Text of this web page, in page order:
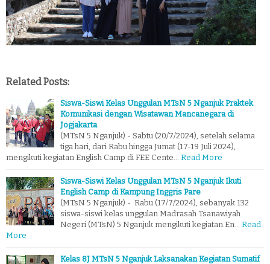
Related Posts:
Siswa-Siswi Kelas Unggulan MTsN 5 Nganjuk Praktek
Komunikasi dengan Wisatawan Mancanegara di
Jogjakarta
(MTsN 5 Nganjuk) - Sabtu (20/7/2024), setelah selama
tiga hari, dari Rabu hingga Jumat (17-19 Juli 2024),
mengikuti kegiatan English Camp di FEE Cente…
Read More
Siswa-Siswi Kelas Unggulan MTsN 5 Nganjuk Ikuti
English Camp di Kampung Inggris Pare
(MTsN 5 Nganjuk) - Rabu (17/7/2024), sebanyak 132
siswa-siswi kelas unggulan Madrasah Tsanawiyah
Negeri (MTsN) 5 Nganjuk mengikuti kegiatan En…
Read
More
Kelas 8J MTsN 5 Nganjuk Laksanakan Kegiatan Sumatif